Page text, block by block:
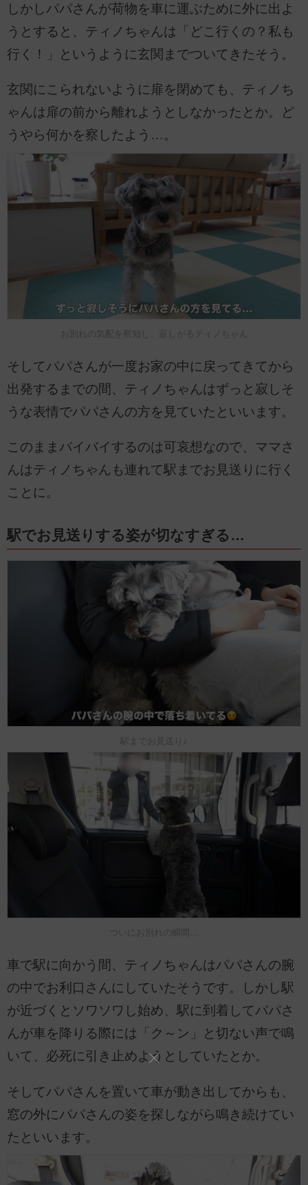
しかしパパさんが荷物を車に運ぶために外に出よ
うとすると、ティノちゃんは「どこ行くの？私も
行く！」というように玄関までついてきたそう。
玄関にこられないように扉を閉めても、ティノち
ゃんは扉の前から離れようとしなかったとか。ど
うやら何かを察したよう…。
お別れの気配を察知し、寂しがるティノちゃん
そしてパパさんが一度お家の中に戻ってきてから
出発するまでの間、ティノちゃんはずっと寂しそ
うな表情でパパさんの方を見ていたといいます。
このままバイバイするのは可哀想なので、ママさ
んはティノちゃんも連れて駅までお見送りに行く
ことに。
駅でお見送りする姿が切なすぎる…
駅までお見送り♪
ついにお別れの瞬間…
車で駅に向かう間、ティノちゃんはパパさんの腕
の中でお利口さんにしていたそうです。しかし駅
が近づくとソワソワし始め、駅に到着してパパさ
んが車を降りる際には「ク～ン」と切ない声で鳴
いて、必死に引き止めようとしていたとか。
そしてパパさんを置いて車が動き出してからも、
窓の外にパパさんの姿を探しながら鳴き続けてい
たといいます。